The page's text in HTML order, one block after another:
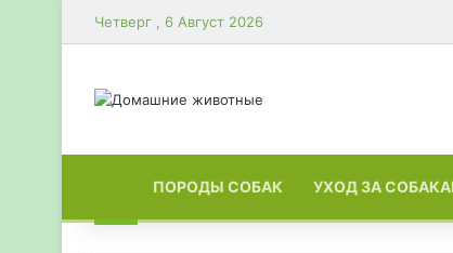
Четверг , 6 Август 2026
ГЛАВНАЯ
ПОРОДЫ СОБАК УХОД ЗА